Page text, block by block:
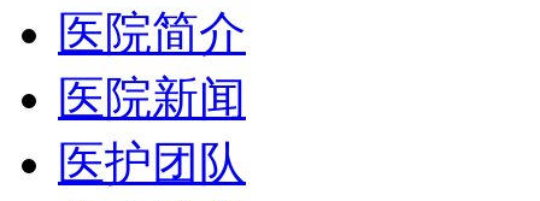
医院简介
医院新闻
医护团队